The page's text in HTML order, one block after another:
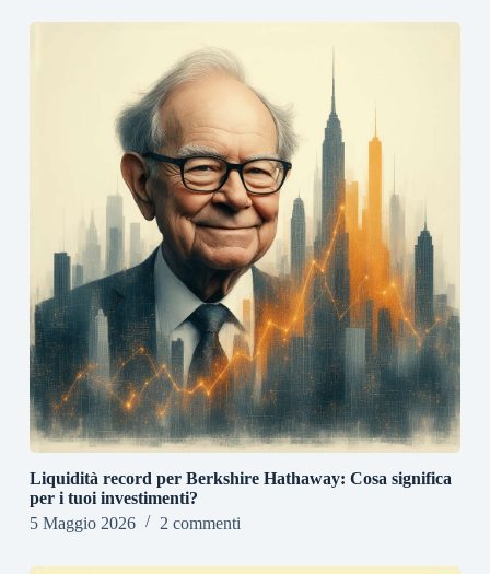
Liquidità record per Berkshire Hathaway: Cosa significa
per i tuoi investimenti?
5 Maggio 2026
2 commenti